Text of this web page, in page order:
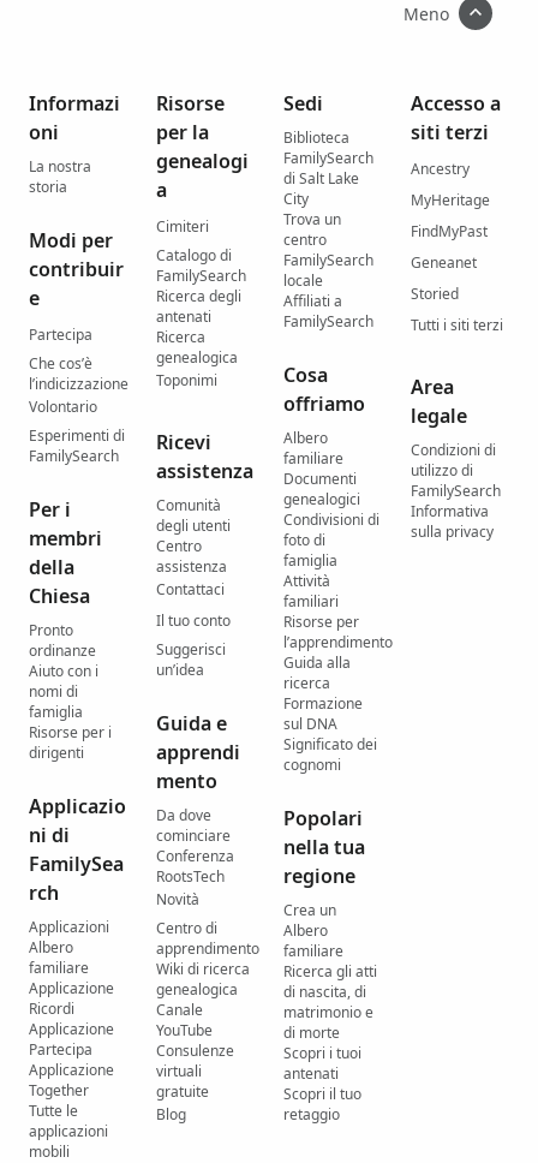
Meno
Informazi
oni
La nostra
storia
Modi per
contribuir
e
Partecipa
Che cos’è
l’indicizzazione
Volontario
Esperimenti di
FamilySearch
Per i
membri
della
Chiesa
Pronto
ordinanze
Aiuto con i
nomi di
famiglia
Risorse per i
dirigenti
Applicazio
ni di
FamilySea
rch
Applicazioni
Albero
familiare
Applicazione
Ricordi
Applicazione
Partecipa
Applicazione
Together
Tutte le
applicazioni
mobili
Risorse
per la
genealogi
a
Cimiteri
Catalogo di
FamilySearch
Ricerca degli
antenati
Ricerca
genealogica
Toponimi
Ricevi
assistenza
Comunità
degli utenti
Centro
assistenza
Contattaci
Il tuo conto
Suggerisci
un’idea
Guida e
apprendi
mento
Da dove
cominciare
Conferenza
RootsTech
Novità
Centro di
apprendimento
Wiki di ricerca
genealogica
Canale
YouTube
Consulenze
virtuali
gratuite
Blog
Sedi
Biblioteca
FamilySearch
di Salt Lake
City
Trova un
centro
FamilySearch
locale
Affiliati a
FamilySearch
Cosa
offriamo
Albero
familiare
Documenti
genealogici
Condivisioni di
foto di
famiglia
Attività
familiari
Risorse per
l’apprendimento
Guida alla
ricerca
Formazione
sul DNA
Significato dei
cognomi
Popolari
nella tua
regione
Crea un
Albero
familiare
Ricerca gli atti
di nascita, di
matrimonio e
di morte
Scopri i tuoi
antenati
Scopri il tuo
retaggio
Accesso a
siti terzi
Ancestry
MyHeritage
FindMyPast
Geneanet
Storied
Tutti i siti terzi
Area
legale
Condizioni di
utilizzo di
FamilySearch
Informativa
sulla privacy